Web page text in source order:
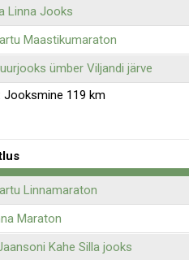
Linna Jooks
Maastikumaraton
ümber Viljandi järve
Jooksmine 119 km
Linnamaraton
Maraton
Kahe Silla jooks